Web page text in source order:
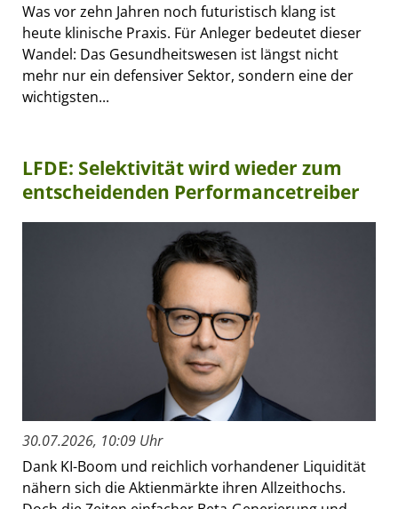
Was vor zehn Jahren noch futuristisch klang ist
heute klinische Praxis. Für Anleger bedeutet dieser
Wandel: Das Gesundheitswesen ist längst nicht
mehr nur ein defensiver Sektor, sondern eine der
wichtigsten...
LFDE: Selektivität wird wieder zum
entscheidenden Performancetreiber
30.07.2026, 10:09 Uhr
Dank KI-Boom und reichlich vorhandener Liquidität
nähern sich die Aktienmärkte ihren Allzeithochs.